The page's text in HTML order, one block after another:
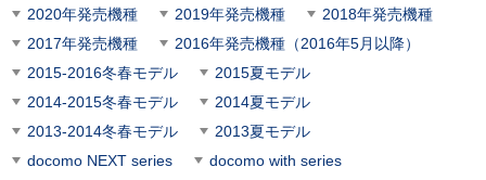
2020年発売機種
2019年発売機種
2018年発売機種
2017年発売機種
2016年発売機種（2016年5月以降）
2015-2016冬春モデル
2015夏モデル
2014-2015冬春モデル
2014夏モデル
2013-2014冬春モデル
2013夏モデル
docomo NEXT series
docomo with series